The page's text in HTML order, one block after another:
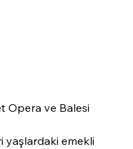
Opera ve Balesi
yaşlardaki emekli